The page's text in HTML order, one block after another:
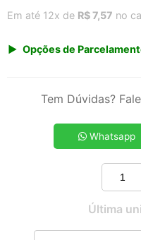
Em até 12x de R$ 7,57 no
Opções de
2x de R$ 42,34
4x de R$ 21,48
5x de R$ 17,30
10x de R$ 8,95
Tem Dúvidas?
Whatsapp
Última